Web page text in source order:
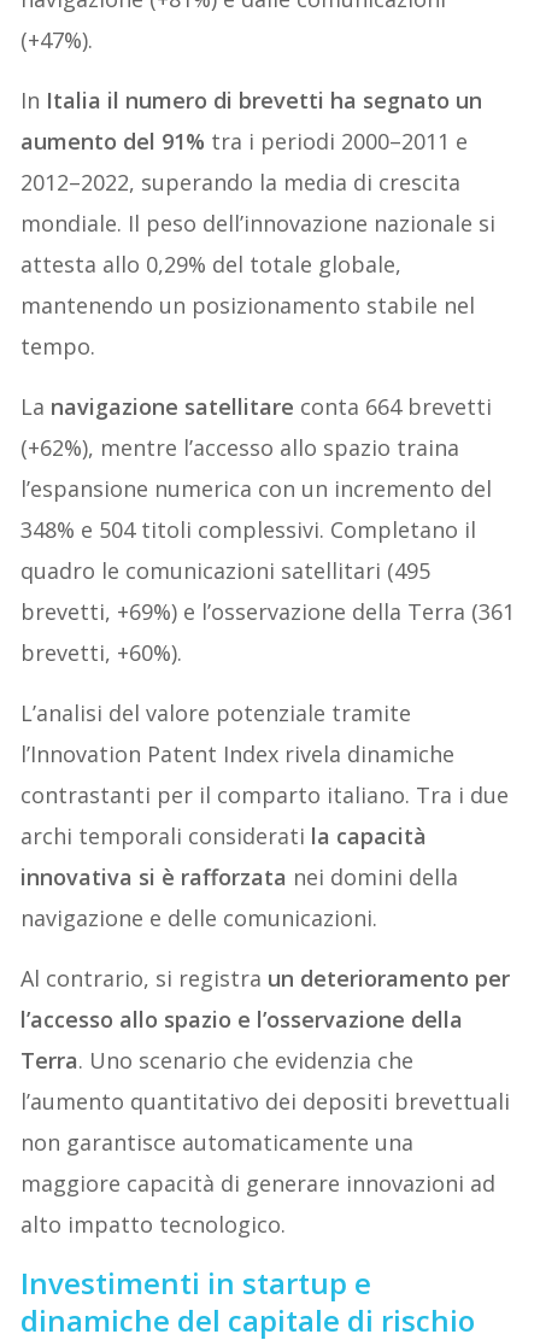
(+47%).
In Italia il numero di brevetti ha segnato un
aumento del 91% tra i periodi 2000–2011 e
2012–2022, superando la media di crescita
mondiale. Il peso dell’innovazione nazionale si
attesta allo 0,29% del totale globale,
mantenendo un posizionamento stabile nel
tempo.
La navigazione satellitare conta 664 brevetti
(+62%), mentre l’accesso allo spazio traina
l’espansione numerica con un incremento del
348% e 504 titoli complessivi. Completano il
quadro le comunicazioni satellitari (495
brevetti, +69%) e l’osservazione della Terra (361
brevetti, +60%).
L’analisi del valore potenziale tramite
l’Innovation Patent Index rivela dinamiche
contrastanti per il comparto italiano. Tra i due
archi temporali considerati la capacità
innovativa si è rafforzata nei domini della
navigazione e delle comunicazioni.
Al contrario, si registra un deterioramento per
l’accesso allo spazio e l’osservazione della
Terra. Uno scenario che evidenzia che
l’aumento quantitativo dei depositi brevettuali
non garantisce automaticamente una
maggiore capacità di generare innovazioni ad
alto impatto tecnologico.
Investimenti in startup e
dinamiche del capitale di rischio